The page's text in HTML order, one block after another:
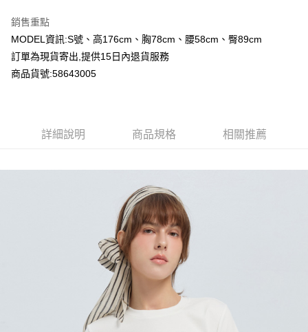
Google Pay
運送方式
全家付款取貨
每筆NT$80，滿NT$2,000(含以上)免運費
每筆NT$80，滿NT$2,000(含以上)免運費
每筆NT$120，滿NT$2,000(含以上)免運費
每筆NT$400，滿NT$2,000(含以上)免運費
銷售重點
MODEL資訊:S號、高176cm、胸78cm、腰58cm、臀89cm
訂單為現貨寄出,提供15日內退貨服務
商品貨號:58643005
詳細說明 商品規格 相關推薦